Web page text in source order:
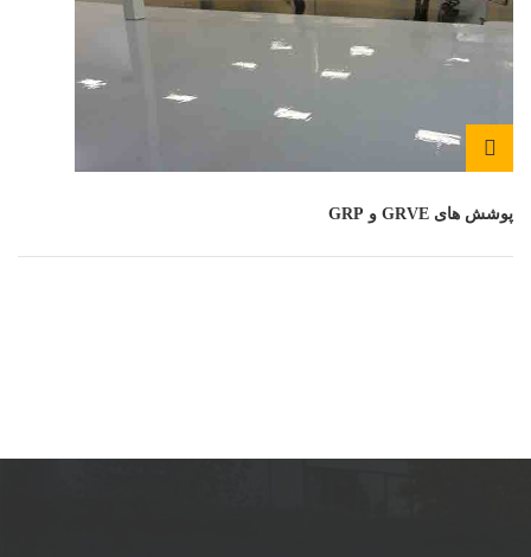
پوشش های GRVE و GRP